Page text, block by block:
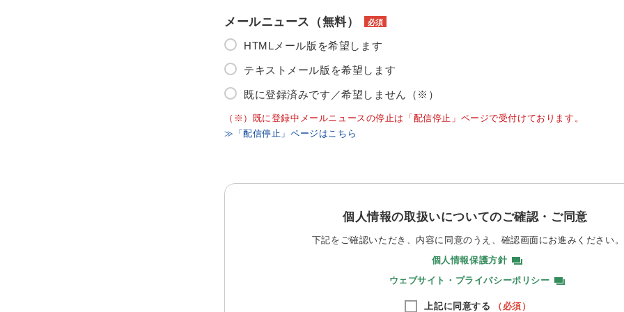
メールニュース（無料） 必須
HTMLメール版を希望します
テキストメール版を希望します
既に登録済みです／希望しません（※）
（※）既に登録中メールニュースの停止は「配信停止」ページで受付けております。
≫「配信停止」ページはこちら
個人情報の取扱いについてのご確認・ご同意
下記をご確認いただき、内容に同意のうえ、 確認画面にお進みください。
個人情報保護方針
ウェブサイト・プライバシーポリシー
上記に同意する （必須）